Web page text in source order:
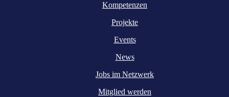
Kompetenzen
Projekte
Events
News
Jobs im Netzwerk
Mitglied werden